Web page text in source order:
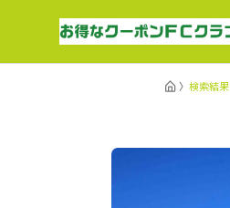
検索結果